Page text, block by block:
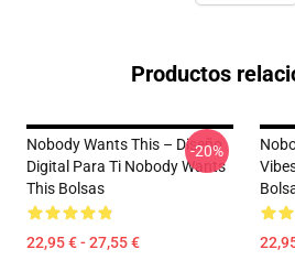
Productos
Nobody Wants This – Diseño
Digital Para Ti Nobody Wants
This Bolsas
22,95 € - 27,55 €
-20%